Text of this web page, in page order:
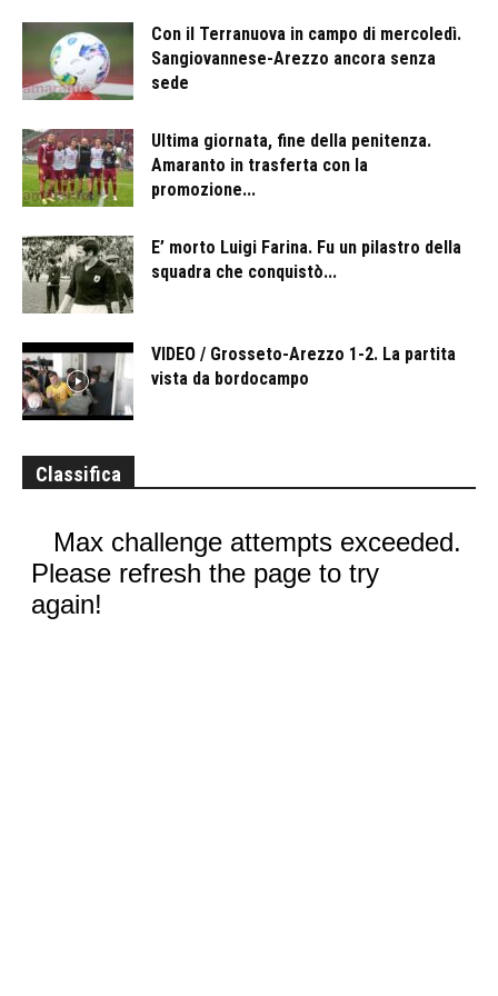
Con il Terranuova in campo di mercoledì.
Sangiovannese-Arezzo ancora senza
sede
Ultima giornata, fine della penitenza.
Amaranto in trasferta con la
promozione...
E’ morto Luigi Farina. Fu un pilastro della
squadra che conquistò...
VIDEO / Grosseto-Arezzo 1-2. La partita
vista da bordocampo
Classifica